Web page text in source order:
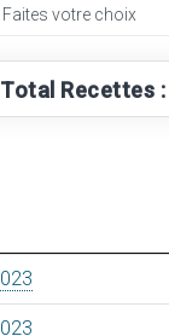
Recettes :